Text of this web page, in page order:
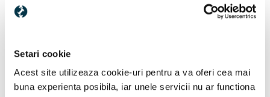
Setari cookie
Acest site utilizeaza cookie-uri pentru a va oferi cea mai
buna experienta posibila, iar unele servicii nu ar functiona